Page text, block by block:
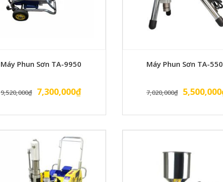
Máy Phun Sơn TA-9950
9,520,000₫ Giá
là:
7,300,000₫Giá
tại
7,300,000₫.
Máy Phun Sơn TA-
7,020,000₫
Giá
là:
5,500,000